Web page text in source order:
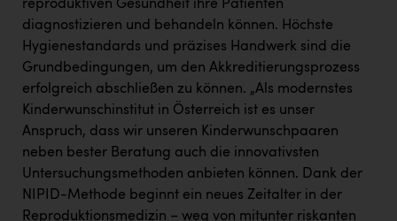
reproduktiven Gesundheit ihre Patienten
diagnostizieren und behandeln können. Höchste
Hygienestandards und präzises Handwerk sind die
Grundbedingungen, um den Akkreditierungsprozess
erfolgreich abschließen zu können. „Als modernstes
Kinderwunschinstitut in Österreich ist es unser
Anspruch, dass wir unseren Kinderwunschpaaren
neben bester Beratung auch die innovativsten
Untersuchungsmethoden anbieten können. Dank der
NIPID-Methode beginnt ein neues Zeitalter in der
Reproduktionsmedizin – weg von mitunter riskanten